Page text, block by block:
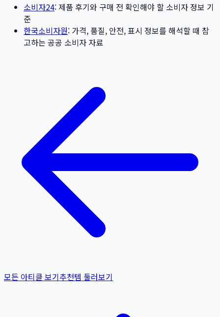
소비자24: 제품 후기와 구매 전 확인해야 할 소비자 정보 기
준
한국소비자원: 가격, 품질, 안전, 표시 정보를 해석할 때 참
고하는 공공 소비자 자료
모든 아티클 보기추천템 둘러보기